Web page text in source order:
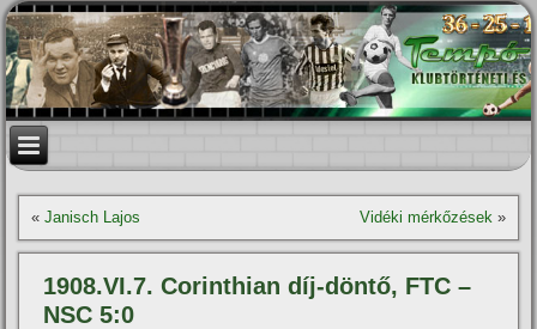
«Janisch Lajos Vidéki mérkőzések»
1908.VI.7. Corinthian dí­j-döntő, FTC –
NSC 5:0